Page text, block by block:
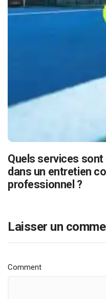
Quels services
dans un entretien
professionnel ?
Laisser un
Comment